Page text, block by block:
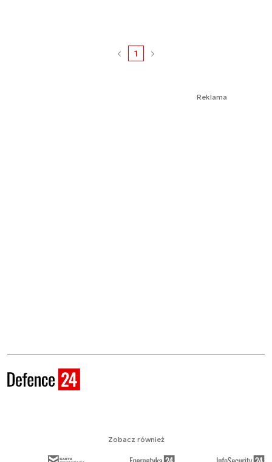
1
Reklama
Zobacz również